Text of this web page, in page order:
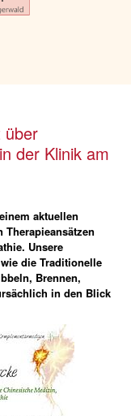
über
der Klinik am
aktuellen
Therapieansätzen
Unsere
die Traditionelle
Brennen,
in den Blick